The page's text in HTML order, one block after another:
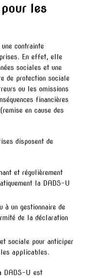
les
contrainte
En effet, elle
sociales et une
de protection sociale
ou les omissions
financières
en cause des
disposent de
et régulièrement
la DADS-U
à un gestionnaire de
de la déclaration
sociale pour anticiper
applicables.
DADS-U est